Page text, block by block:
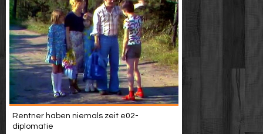
Rentner haben niemals zeit e02-
diplomatie